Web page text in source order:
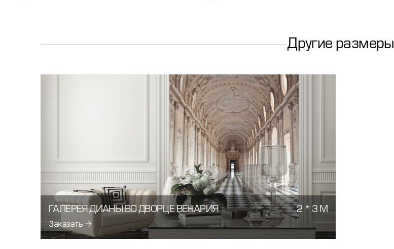
Другие размеры
ГАЛЕРЕЯ ДИАНЫ ВО ДВОРЦЕ ВЕНАРИЯ 2 * 3 М
Заказать